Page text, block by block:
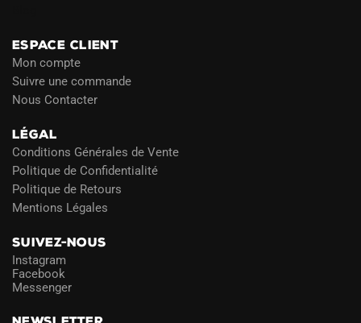
ESPACE CLIENT
Mon compte
Suivre une commande
Nous Contacter
LÉGAL
Conditions Générales de Vente
Politique de Confidentialité
Politique de Retours
Mentions Légales
SUIVEZ-NOUS
Instagram
Facebook
Messenger